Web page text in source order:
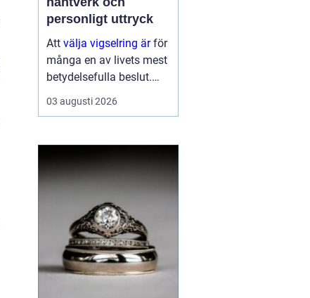
personligt uttryck
Att välja vigselring ärför
många en av livets mest
betydelsefulla beslut.
Ringen ska bäras varje
dag, under lång tid, och
som formades i en sp...
03 augusti 2026